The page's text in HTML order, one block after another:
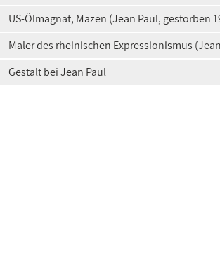
US-Ölmagnat, Mäzen (Jean Paul, gestorben
Maler des rheinischen Expressionismus
Gestalt bei Jean Paul